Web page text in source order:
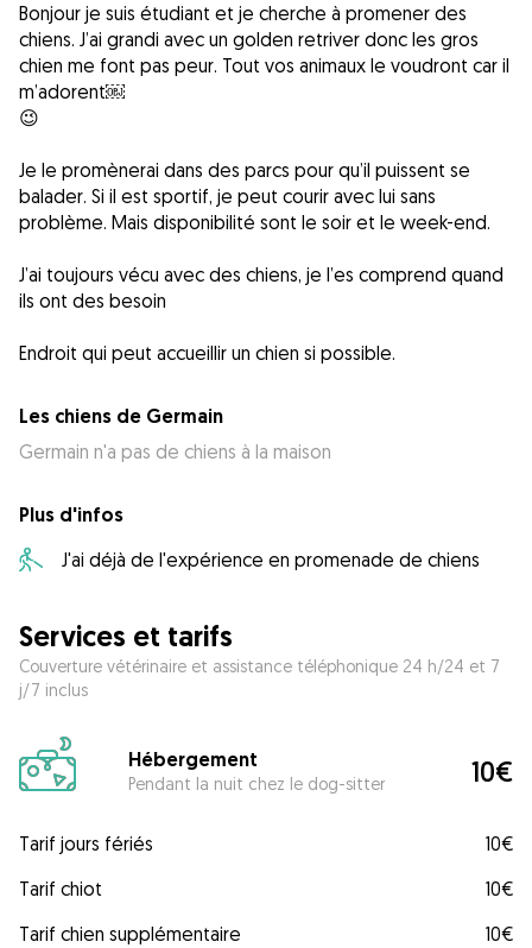
Bonjour je suis étudiant et je cherche à promener des
chiens. J’ai grandi avec un golden retriver donc les gros
chien me font pas peur. Tout vos animaux le voudront car il
m’adorent￼
😉
Je le promènerai dans des parcs pour qu’il puissent se
balader. Si il est sportif, je peut courir avec lui sans
problème. Mais disponibilité sont le soir et le week-end.
J’ai toujours vécu avec des chiens, je l’es comprend quand
ils ont des besoin
Les chiens de Germain
Germain n'a pas de chiens à la maison
Plus d'infos
J'ai déjà de l'expérience en promenade de chiens
Services et tarifs
Couverture vétérinaire et assistance téléphonique 24 h/24 et 7
j/7 inclus
Hébergement
Pendant la nuit chez le dog-sitter 10€
Tarif jours fériés
10€
Tarif chiot
10€
Tarif chien supplémentaire
10€